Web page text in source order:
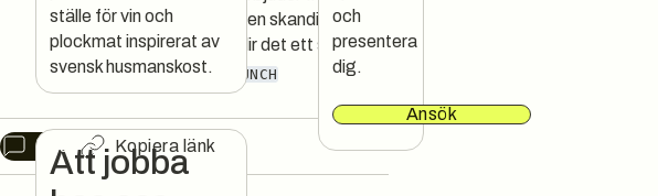
lunch och bakverk med en skandinavisk
touch, och på kvällen blir det ett stä
CAFÉSKANDINAVISKT LUNCH
Chat Kopiera länk
ställe för vin och
plockmat inspirerat av
svensk husmanskost.
Att jobba
och
presentera
dig.
Ansök